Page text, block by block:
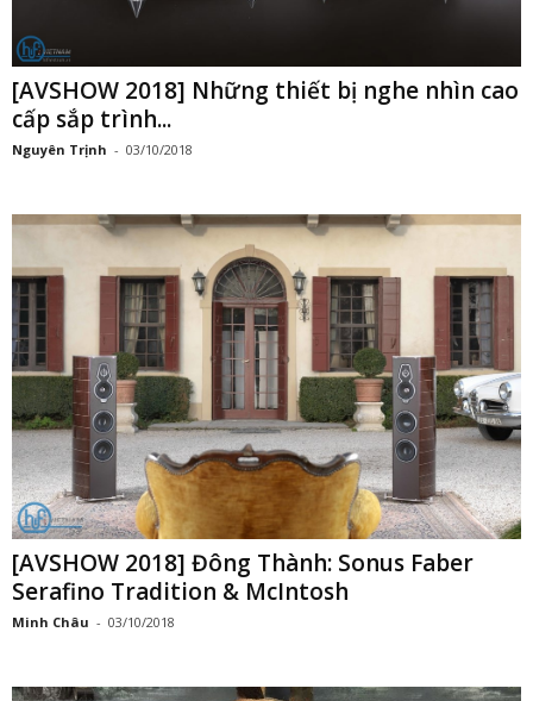
[AVSHOW 2018] Những thiết bị nghe nhìn cao
cấp sắp trình...
Nguyên Trịnh - 03/10/2018
[AVSHOW 2018] Đông Thành: Sonus Faber
Serafino Tradition & McIntosh
Minh Châu - 03/10/2018